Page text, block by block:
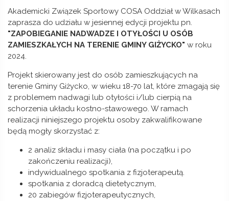
Akademicki Związek Sportowy COSA Oddział w Wilkasach
zaprasza do udziału w jesiennej edycji projektu pn.
"ZAPOBIEGANIE NADWADZE I OTYŁOŚCI U OSÓB
ZAMIESZKAŁYCH NA TERENIE GMINY GIŻYCKO" w roku
2024.
Projekt skierowany jest do osób zamieszkujących na
terenie Gminy Giżycko, w wieku 18-70 lat, które zmagają się
z problemem nadwagi lub otyłości i/lub cierpią na
schorzenia układu kostno-stawowego. W ramach
realizacji niniejszego projektu osoby zakwalifikowane
będą mogły skorzystać z:
2 analiz składu i masy ciała (na początku i po
zakończeniu realizacji),
indywidualnego spotkania z fizjoterapeutą.
spotkania z doradcą dietetycznym,
20 zabiegów fizjoterapeutycznych,